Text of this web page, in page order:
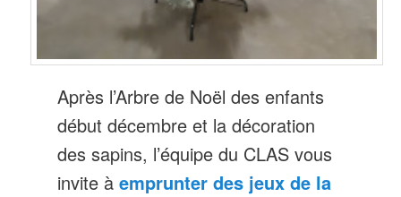
Après l’Arbre de Noël des enfants
début décembre et la décoration
des sapins, l’équipe du CLAS vous
invite àemprunter des jeux de la